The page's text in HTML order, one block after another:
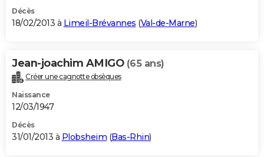
Décès
18/02/2013 à Limeil-Brévannes (Val-de-Marne)
Jean-joachim AMIGO (65 ans)
Créer une cagnotte obsèques
Naissance
12/03/1947
Décès
31/01/2013 à Plobsheim (Bas-Rhin)